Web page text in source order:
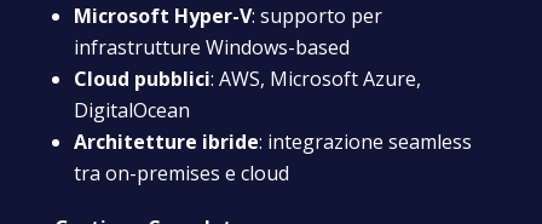
Microsoft Hyper-V: supporto per
infrastrutture Windows-based
Cloud pubblici: AWS, Microsoft Azure,
DigitalOcean
Architetture ibride: integrazione seamless
tra on-premises e cloud